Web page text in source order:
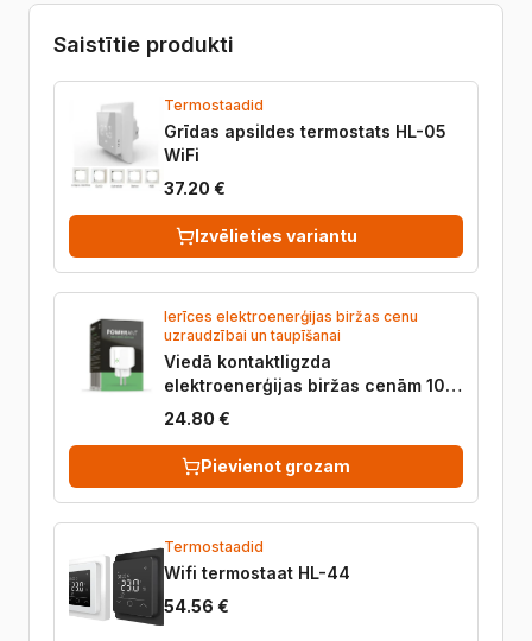
Saistītie produkti
Termostaadid
Grīdas apsildes termostats HL-05
WiFi
37.20 €
Izvēlieties variantu
Ierīces elektroenerģijas biržas cenu
uzraudzībai un taupīšanai
Viedā kontaktligzda
elektroenerģijas biržas cenām 10A
– Powerant
24.80 €
Pievienot grozam
Termostaadid
Wifi termostaat HL-44
54.56 €